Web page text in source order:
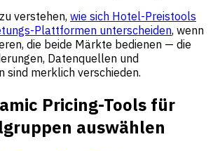
verstehen, wie sich Hotel-Preistools
Plattformen unterscheiden, wenn
die beide Märkte bedienen — die
Datenquellen und
merklich verschieden.
Pricing-Tools für
auswählen